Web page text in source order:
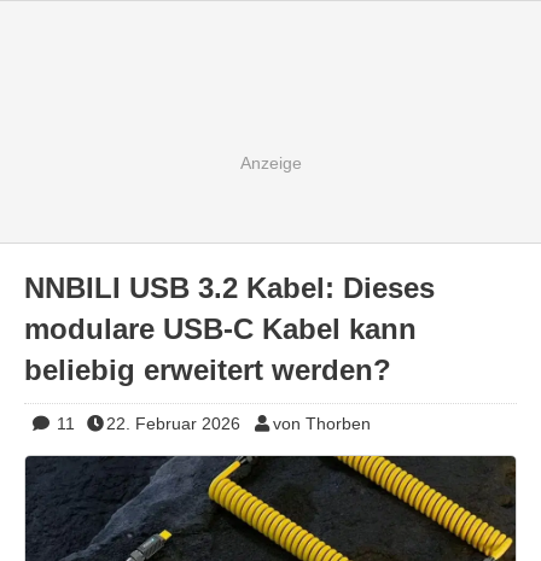
NNBILI USB 3.2 Kabel: Dieses
modulare USB-C Kabel kann
beliebig erweitert werden?
11 22. Februar 2026 von Thorben